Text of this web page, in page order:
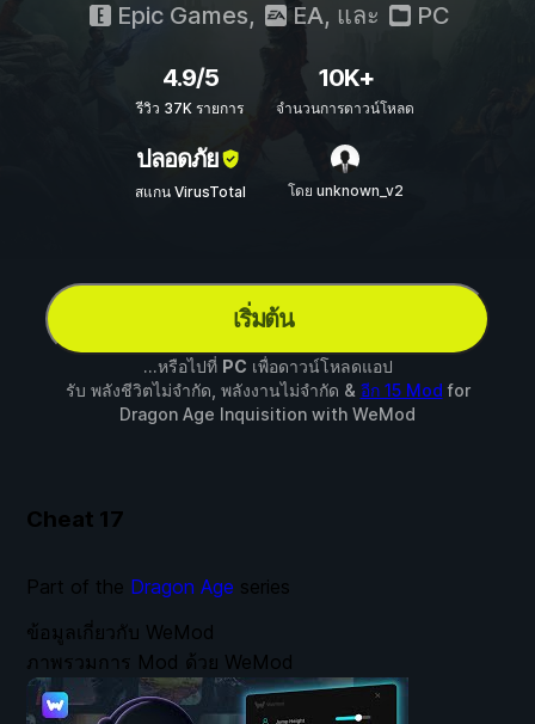
Epic Games, EA, และ PC
4.9/5
รีวิว 37K รายการ
10K+
จำนวนการดาวน์โหลด
ปลอดภัย
สแกน VirusTotal โดย unknown_v2
เริ่มต้น
...หรือไปที่ PC เพื่อดาวน์โหลดแอป
รับ พลังชีวิตไม่จำกัด, พลังงานไม่จำกัด & อีก 15 Mod for
Dragon Age Inquisition with WeMod
Cheat 17
ข้อมูลเกี่ยวกับ WeMod
ภาพรวมการ Mod ด้วย WeMod
Part of the Dragon Age series